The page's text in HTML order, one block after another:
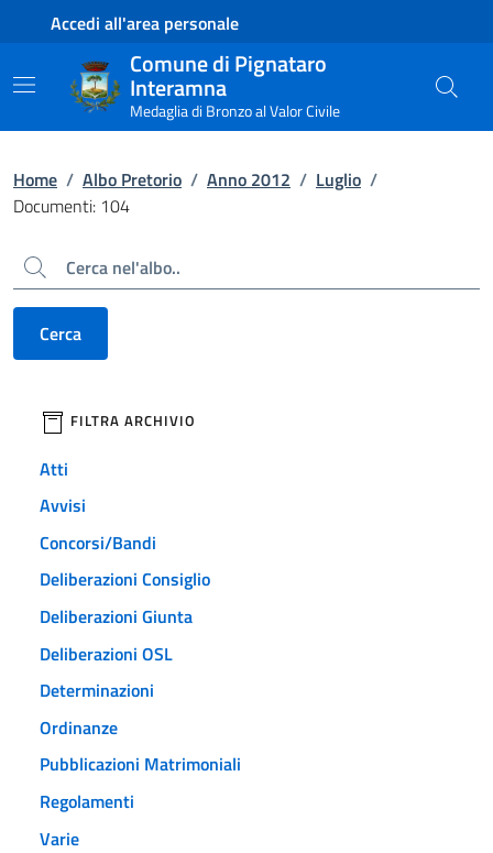
Contenuto principale
Piede di paginaAccedi all'area personale
Comune di Pignataro
Interamna
Medaglia di Bronzo al Valor Civile
Home / Albo Pretorio / Anno 2012 / Luglio /
Documenti: 104
Cerca
Cerca
filtri da applicare
FILTRA ARCHIVIO
Atti
Avvisi
Concorsi/Bandi
Deliberazioni Consiglio
Deliberazioni Giunta
Deliberazioni OSL
Determinazioni
Ordinanze
Pubblicazioni Matrimoniali
Regolamenti
Varie